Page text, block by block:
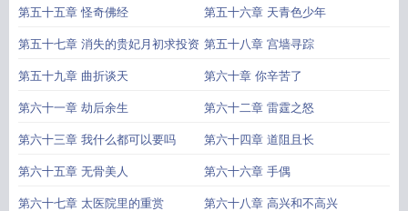
第五十五章 怪奇佛经 第五十六章 天青色少年
第五十七章 消失的贵妃月初求投资 第五十八章 宫墙寻踪
第五十九章 曲折谈天 第六十章 你辛苦了
第六十一章 劫后余生 第六十二章 雷霆之怒
第六十三章 我什么都可以要吗 第六十四章 道阻且长
第六十五章 无骨美人 第六十六章 手偶
第六十七章 太医院里的重赏 第六十八章 高兴和不高兴